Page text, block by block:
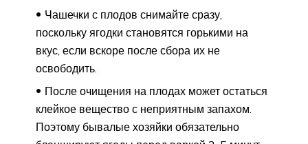
Чашечки с плодов снимайте сразу,
поскольку ягодки становятся горькими на
вкус, если вскоре после сбора их не
освободить.
После очищения на плодах может остаться
клейкое вещество с неприятным запахом.
Поэтому бывалые хозяйки обязательно